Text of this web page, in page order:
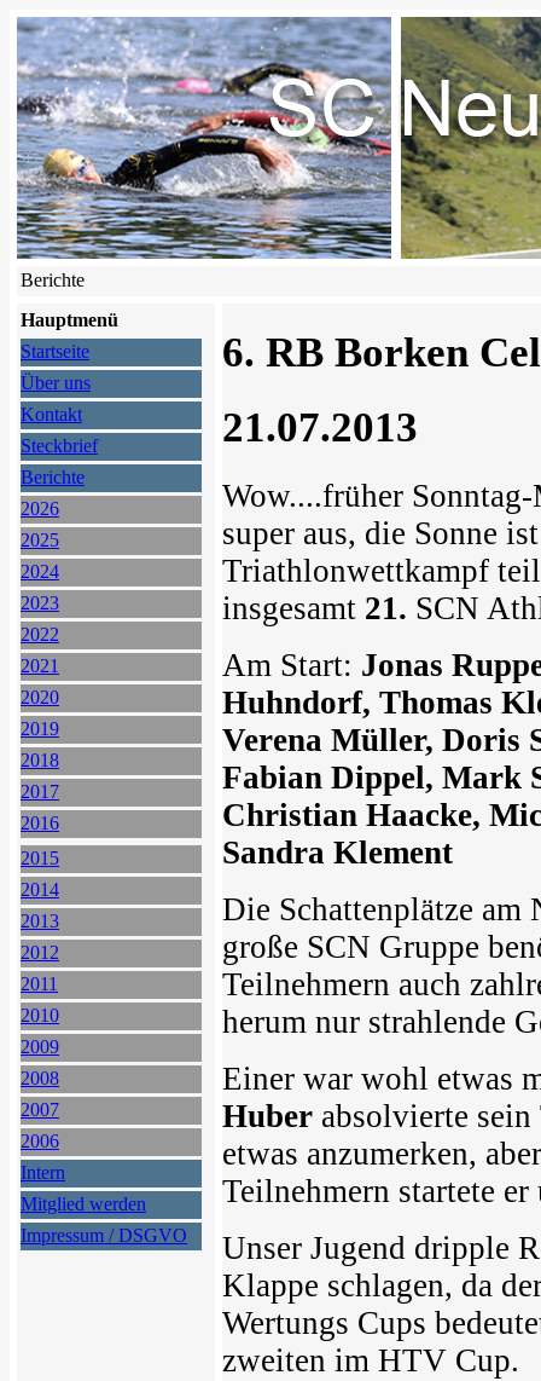
Berichte
Hauptmenü
Startseite
Über uns
Kontakt
Steckbrief
Berichte
2026
2025
2024
2023
2022
2021
2020
2019
2018
2017
2016
2015
2014
2013
2012
2011
2010
2009
2008
2007
2006
Intern
Mitglied werden
Impressum / DSGVO
6. RB Borken
21.07.2013
Wow....früher
super aus, die Sonne
Triathlonwettkampf
insgesamt 21. SCN
Am Start: Jonas
Huhndorf, Thomas
Verena Müller, Doris
Fabian Dippel, Mark
Christian Haacke,
Sandra Klement
Die Schattenplätze am
große SCN Gruppe
Teilnehmern auch
herum nur strahlende
Einer war wohl etwas
Huber absolvierte
etwas anzumerken,
Teilnehmern startete
Unser Jugend dripple
Klappe schlagen, da
Wertungs Cups
zweiten im HTV Cup.